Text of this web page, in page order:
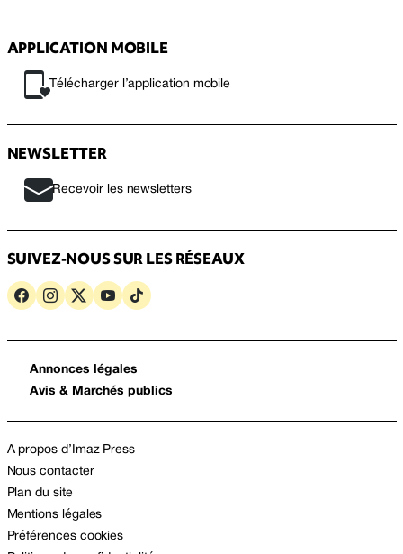
APPLICATION MOBILE
Télécharger l’application mobile
NEWSLETTER
Recevoir les newsletters
SUIVEZ-NOUS SUR LES RÉSEAUX
Annonces légales
Avis & Marchés publics
A propos d’Imaz Press
Nous contacter
Plan du site
Mentions légales
Préférences cookies